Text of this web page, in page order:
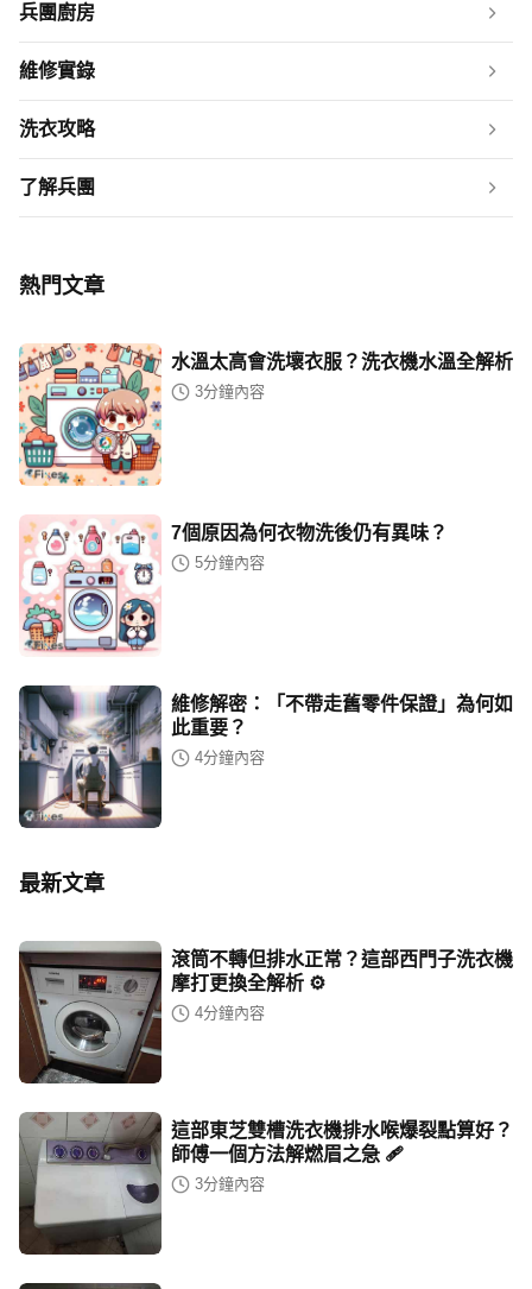
兵團廚房
維修實錄
洗衣攻略
了解兵團
熱門文章
水溫太高會洗壞衣服？洗衣機水溫全解析
3分鐘內容
7個原因為何衣物洗後仍有異味？
5分鐘內容
維修解密：「不帶走舊零件保證」為何如
此重要？
4分鐘內容
最新文章
滾筒不轉但排水正常？這部西門子洗衣機
摩打更換全解析 ⚙️
4分鐘內容
這部東芝雙槽洗衣機排水喉爆裂點算好？
師傅一個方法解燃眉之急 🩹
3分鐘內容